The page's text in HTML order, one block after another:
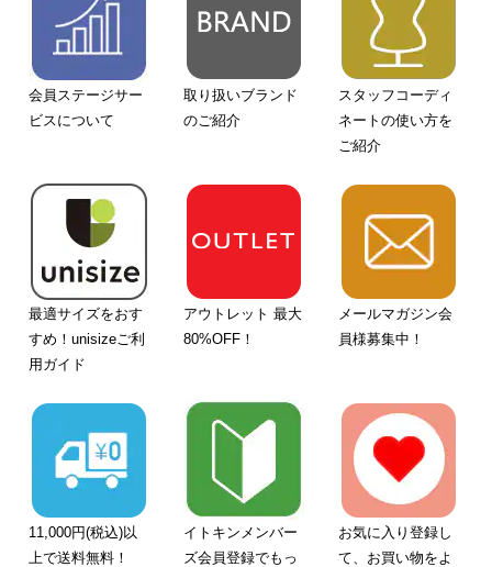
会員ステージサー
ビスについて
取り扱いブランド
のご紹介
スタッフコーディ
ネートの使い方を
ご紹介
最適サイズをおす
すめ！unisizeご利
用ガイド
アウトレット 最大
80%OFF！
メールマガジン会
員様募集中！
11,000円(税込)以
上で送料無料！
イトキンメンバー
ズ会員登録でもっ
お気に入り登録し
て、お買い物をよ